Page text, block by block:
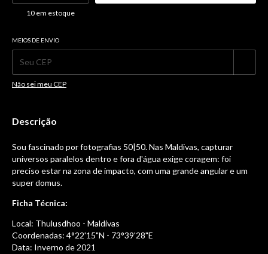
10 em estoque
Entregas para o CEP:
MEIOS DE ENVIO
Não sei meu CEP
Descrição
Sou fascinado por fotografias 50|50. Nas Maldivas, capturar
universos paralelos dentro e fora d'água exige coragem: foi
preciso estar na zona de impacto, com uma grande angular e um
super domus.
Ficha Técnica:
Local: Thulusdhoo - Maldivas
Coordenadas: 4°22'15"N - 73°39'28"E
Data: Inverno de 2021